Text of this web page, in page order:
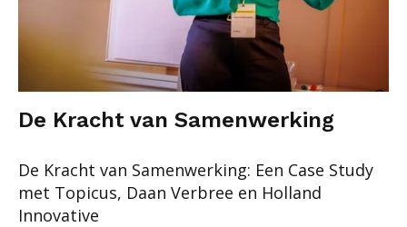
De Kracht van Samenwerking
De Kracht van Samenwerking: Een Case Study
met Topicus, Daan Verbree en Holland
Innovative